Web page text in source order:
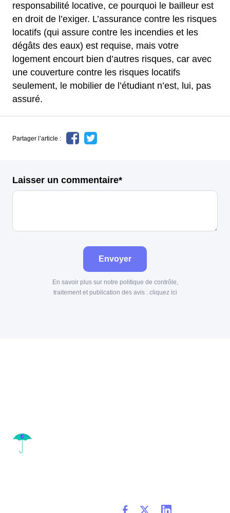
responsabilité locative, ce pourquoi le bailleur est
en droit de l’exiger. L’assurance contre les risques
locatifs (qui assure contre les incendies et les
dégâts des eaux) est requise, mais votre
logement encourt bien d’autres risques, car avec
une couverture contre les risques locatifs
seulement, le mobilier de l’étudiant n’est, lui, pas
assuré.
Partager l’article :
Laisser un commentaire*
Envoyer
En savoir plus sur notre politique de contrôle,
traitement et publication des avis : cliquez ici